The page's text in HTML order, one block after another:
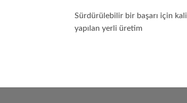
Sürdürülebilir bir başarı için
yapılan yerli üretim